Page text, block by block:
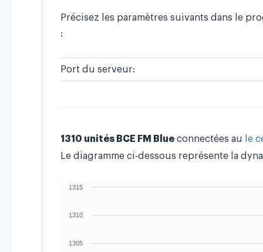
Précisez les paramètres suivants dans le
:
Port du serveur:
1310 unités BCE FM Blue connectées au
le
Le diagramme ci-dessous représente la